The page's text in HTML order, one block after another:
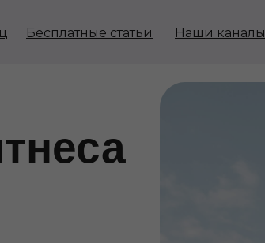
Бесплатные статьи Наши каналы